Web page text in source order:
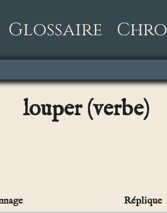
Glossaire
louper (verbe)
Réplique